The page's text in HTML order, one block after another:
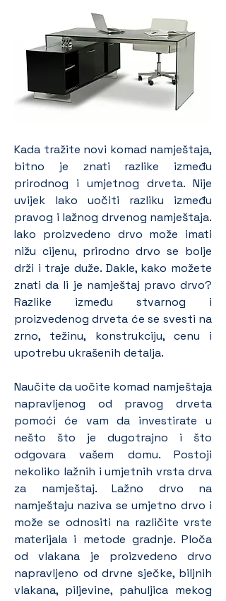
Kada tražite novi komad namještaja,
bitno je znati razlike između
prirodnog i umjetnog drveta. Nije
uvijek lako uočiti razliku između
pravog i lažnog drvenog namještaja.
Iako proizvedeno drvo može imati
nižu cijenu, prirodno drvo se bolje
drži i traje duže. Dakle, kako možete
znati da li je namještaj pravo drvo?
Razlike između stvarnog i
proizvedenog drveta će se svesti na
zrno, težinu, konstrukciju, cenu i
upotrebu ukrašenih detalja.
Naučite da uočite komad namještaja
napravljenog od pravog drveta
pomoći će vam da investirate u
nešto što je dugotrajno i što
odgovara vašem domu. Postoji
nekoliko lažnih i umjetnih vrsta drva
za namještaj. Lažno drvo na
namještaju naziva se umjetno drvo i
može se odnositi na različite vrste
materijala i metode gradnje. Ploča
od vlakana je proizvedeno drvo
napravljeno od drvne sječke, biljnih
vlakana, piljevine, pahuljica mekog